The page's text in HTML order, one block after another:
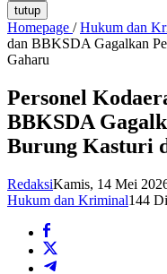
tutup
Homepage / Hukum dan
dan BBKSDA Gagalkan
Gaharu
Personel
BBKSDA
Burung Kasturi
RedaksiKamis, 14 Mei
Hukum dan Kriminal144